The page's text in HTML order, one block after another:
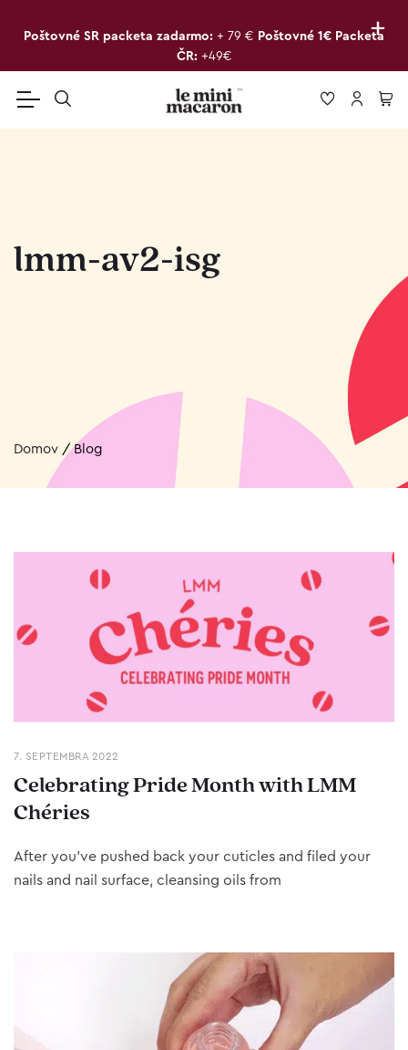
+
Poštovné SR packeta zadarmo: + 79 € Poštovné 1€ Packeta
ČR: +49€
lmm-av2-isg
Domov /Blog
7. SEPTEMBRA 2022
Celebrating Pride Month with LMM
Chéries
After you’ve pushed back your cuticles and filed your
nails and nail surface, cleansing oils from